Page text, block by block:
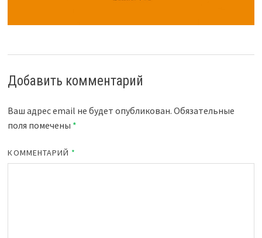
Добавить комментарий
Ваш адрес email не будет опубликован. Обязательные
поля помечены *
КОММЕНТАРИЙ *